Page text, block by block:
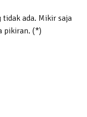
tidak ada. Mikir saja
pikiran. (*)